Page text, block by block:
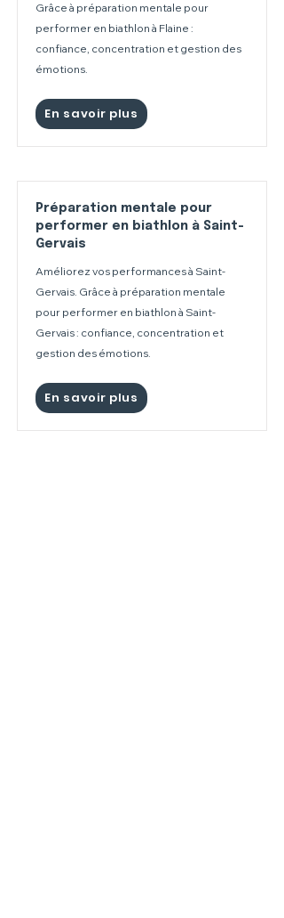
Grâce à préparation mentale pour
performer en biathlon à Flaine :
confiance, concentration et gestion des
émotions.
En savoir plus
Préparation mentale pour
performer en biathlon à Saint-
Gervais
Améliorez vos performances à Saint-
Gervais. Grâce à préparation mentale
pour performer en biathlon à Saint-
Gervais : confiance, concentration et
gestion des émotions.
En savoir plus